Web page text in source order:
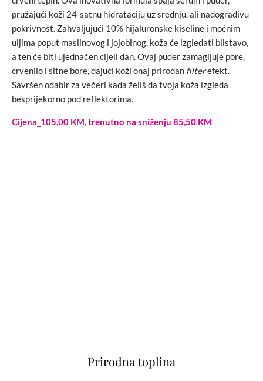
pružajući koži 24-satnu hidrataciju uz srednju, ali nadogradivu
pokrivnost. Zahvaljujući 10% hijaluronske kiseline i moćnim
uljima poput maslinovog i jojobinog, koža će izgledati blistavo,
a ten će biti ujednačen cijeli dan. Ovaj puder zamagljuje pore,
crvenilo i sitne bore, dajući koži onaj prirodan filterefekt.
Savršen odabir za večeri kada želiš da tvoja koža izgleda
besprijekorno pod reflektorima.
Cijena_105,00 KM, trenutno na sniženju 85,50 KM
Prirodna toplina